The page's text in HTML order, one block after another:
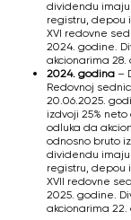
dividendu imaju
registru, depou
XVI redovne
2024. godine.
akcionarima
2024. godina –
Redovnoj
20.06.2025.
izdvoji 25%
odluka da
odnosno bruto
dividendu imaju
registru, depou
XVII redovne
2025. godine.
akcionarima